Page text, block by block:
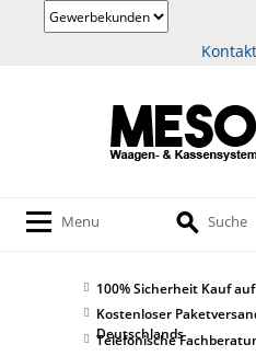
Kontakt
Menu Suche
100% Sicherheit Kauf
Kostenloser
Deutschlands
Telefonische